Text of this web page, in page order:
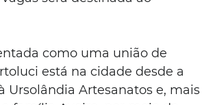
como uma união de
está na cidade desde a
Ursolândia Artesanatos e, mais